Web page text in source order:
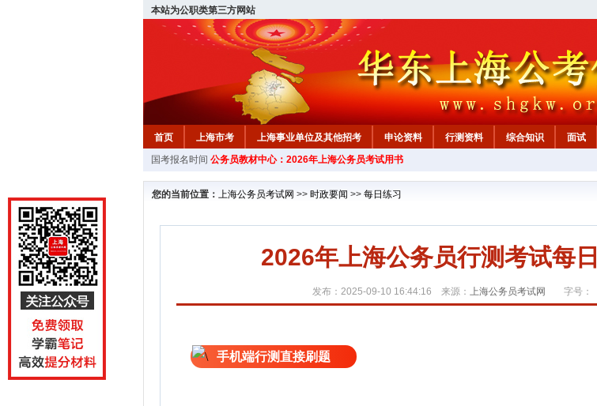
本站为公职类第三方网站
首页 上海市考 上海事业单位及其他招考 申论资料 行测资料 综合知识 面试
国考报名时间 公务员教材中心：2026年上海公务员考试用书
您的当前位置： 上海公务员考试网 >> 时政要闻 >> 每日练习
2026年上海公务员行测考试每
发布：2025-09-10 16:44:16 来源： 上海公务员考试网 字号：
手机端行测直接刷题